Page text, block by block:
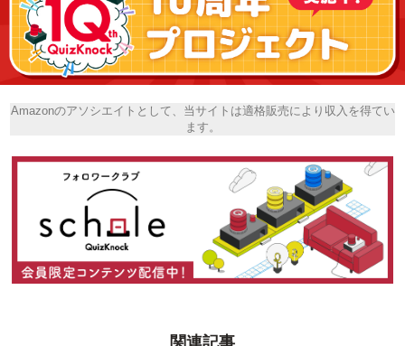
Amazonのアソシエイトとして、当サイトは適格販売により収入を得てい
ます。